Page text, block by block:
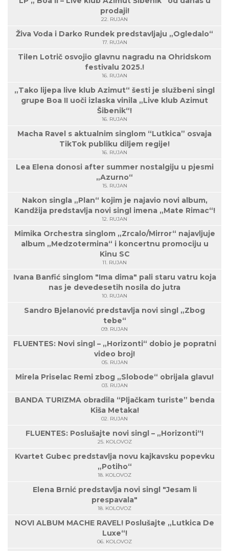
prodaji!
22. RUJAN
Živa Voda i Darko Rundek predstavljaju „Ogledalo“
17. RUJAN
Tilen Lotrič osvojio glavnu nagradu na Ohridskom
festivalu 2025.!
16. RUJAN
„Tako lijepa live klub Azimut“ šesti je službeni singl
grupe Boa II uoči izlaska vinila „Live klub Azimut
Šibenik“!
16. RUJAN
Macha Ravel s aktualnim singlom “Lutkica” osvaja
TikTok publiku diljem regije!
16. RUJAN
Lea Elena donosi after summer nostalgiju u pjesmi
„Azurno“
15. RUJAN
Nakon singla „Plan“ kojim je najavio novi album,
Kandžija predstavlja novi singl imena „Mate Rimac“!
12. RUJAN
Mimika Orchestra singlom „Zrcalo/Mirror“ najavljuje
album „Medzotermina“ i koncertnu promociju u
Kinu SC
11. RUJAN
Ivana Banfić singlom "Ima dima" pali staru vatru koja
nas je devedesetih nosila do jutra
10. RUJAN
Sandro Bjelanović predstavlja novi singl „Zbog
tebe“
09. RUJAN
FLUENTES: Novi singl – „Horizonti“ dobio je popratni
video broj!
05. RUJAN
Mirela Priselac Remi zbog „Slobode“ obrijala glavu!
03. RUJAN
BANDA TURIZMA obradila “Pljačkam turiste” benda
Kiša Metaka!
02. RUJAN
FLUENTES: Poslušajte novi singl – „Horizonti“!
25. KOLOVOZ
Kvartet Gubec predstavlja novu kajkavsku popevku
„Potiho“
18. KOLOVOZ
Elena Brnić predstavlja novi singl "Jesam li
prespavala"
18. KOLOVOZ
NOVI ALBUM MACHE RAVEL! Poslušajte „Lutkica De
Luxe“!
06. KOLOVOZ